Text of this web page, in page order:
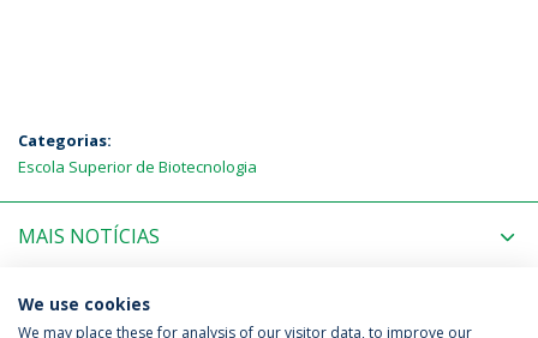
Categorias:
Escola Superior de Biotecnologia
MAIS NOTÍCIAS
PRÓXIMOS EVENTOS
We use cookies
We may place these for analysis of our visitor data, to improve our